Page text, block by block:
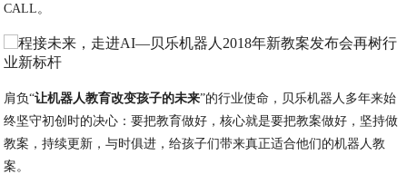
CALL。
肩负“让机器人教育改变孩子的未来”的行业使命，贝乐机器人多年来始
终坚守初创时的决心：要把教育做好，核心就是要把教案做好，坚持做
教案，持续更新，与时俱进，给孩子们带来真正适合他们的机器人教
案。